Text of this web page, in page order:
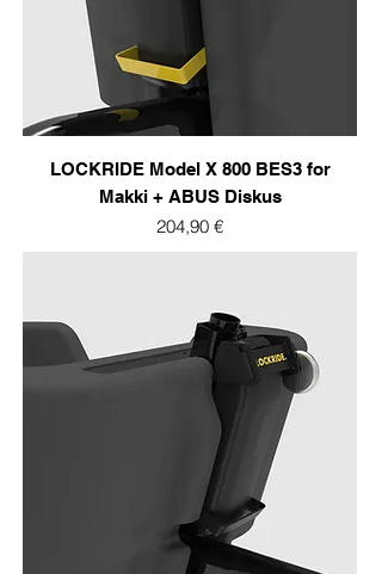
LOCKRIDE Model X 800 BES3 for
Makki + ABUS Diskus
Prix
204,90 €